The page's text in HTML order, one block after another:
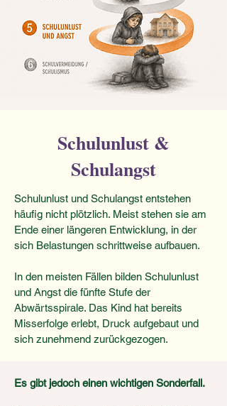
Schulunlust &
Schulangst
Schulunlust und Schulangst entstehen
häufig nicht plötzlich. Meist stehen sie am
Ende einer längeren Entwicklung, in der
sich Belastungen schrittweise aufbauen.
In den meisten Fällen bilden Schulunlust
und Angst die fünfte Stufe der
Abwärtsspirale. Das Kind hat bereits
Misserfolge erlebt, Druck aufgebaut und
sich zunehmend zurückgezogen.
Es gibt jedoch einen wichtigen Sonderfall.